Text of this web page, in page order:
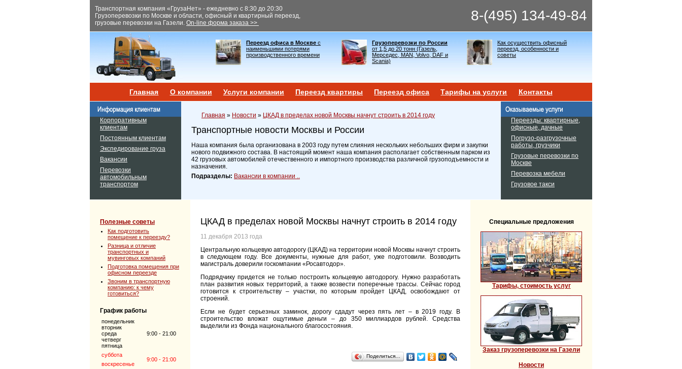
Транспортная компания «ГрузаНет» - ежедневно с 8:30 до 20:30
Грузоперевозки по Москве и области, офисный и квартирный переезд,
грузовые перевозки на Газели. On-line форма заказа >> 8-(495) 134-49-84
Переезд офиса в Москве с
наименьшими потерями
производственного времени
Грузоперевозки по России
от 1,5 до 20 тонн (Газель,
Мерседес, MAN, Volvo, DAF и
Scania)
Как осуществить офисный
переезд, особенности и
советы
Главная О компании Услуги компании Переезд квартиры Переезд офиса Тарифы на услуги Контакты
Корпоративным
клиентам
Постоянным клиентам
Экспедирование груза
Вакансии
Перевозки
автомобильным
транспортом
Главная » Новости » ЦКАД в пределах новой Москвы начнут строить в 2014 году
Транспортные новости Москвы и России
Наша компания была организована в 2003 году путем слияния нескольких небольших фирм и закупки
нового подвижного состава. В настоящий момент наша компания располагает собственным парком из
42 грузовых автомобилей отечественного и импортного производства различной грузоподъемности и
назначения.
Подразделы: Вакансии в компании ..
Переезды: квартирные,
офисные, дачные
Погрузо-разгрузочные
работы, грузчики
Грузовые перевозки по
Москве
Перевозка мебели
Грузовое такси
Полезные советы
Как подготовить
помещение к переезду?
Разница и отличие
транспортных и
мувинговых компаний
Подготовка помещения при
офисном переезде
Звоним в транспортную
компанию: к чему
готовиться?
График работы
понедельник
вторник
среда
четверг
пятница
9:00 - 21:00
суббота
9:00 - 21:00
воскресенье
ЦКАД в пределах новой Москвы начнут строить в 2014 году
11 декабря 2013 года
Центральную кольцевую автодорогу (ЦКАД) на территории новой Москвы начнут строить
в следующем году. Все документы, нужные для работ, уже подготовили. Возводить
магистраль доверили госкомпании «Росавтодор».
Подрядчику придется не только построить кольцевую автодорогу. Нужно разработать
план развития новых территорий, а также возвести поперечные трассы. Сейчас город
готовится к строительству – участки, по которым пройдет ЦКАД, освобождают от
строений.
Если не будет серьезных заминок, дорогу сдадут через пять лет – в 2019 году. В
строительство вложат ощутимые деньги – до 350 миллиардов рублей. Средства
выделили из Фонда национального благосостояния.
Поделиться…
Специальные предложения
Тарифы, стоимость услуг
Заказ грузоперевозки на Газели
Новости